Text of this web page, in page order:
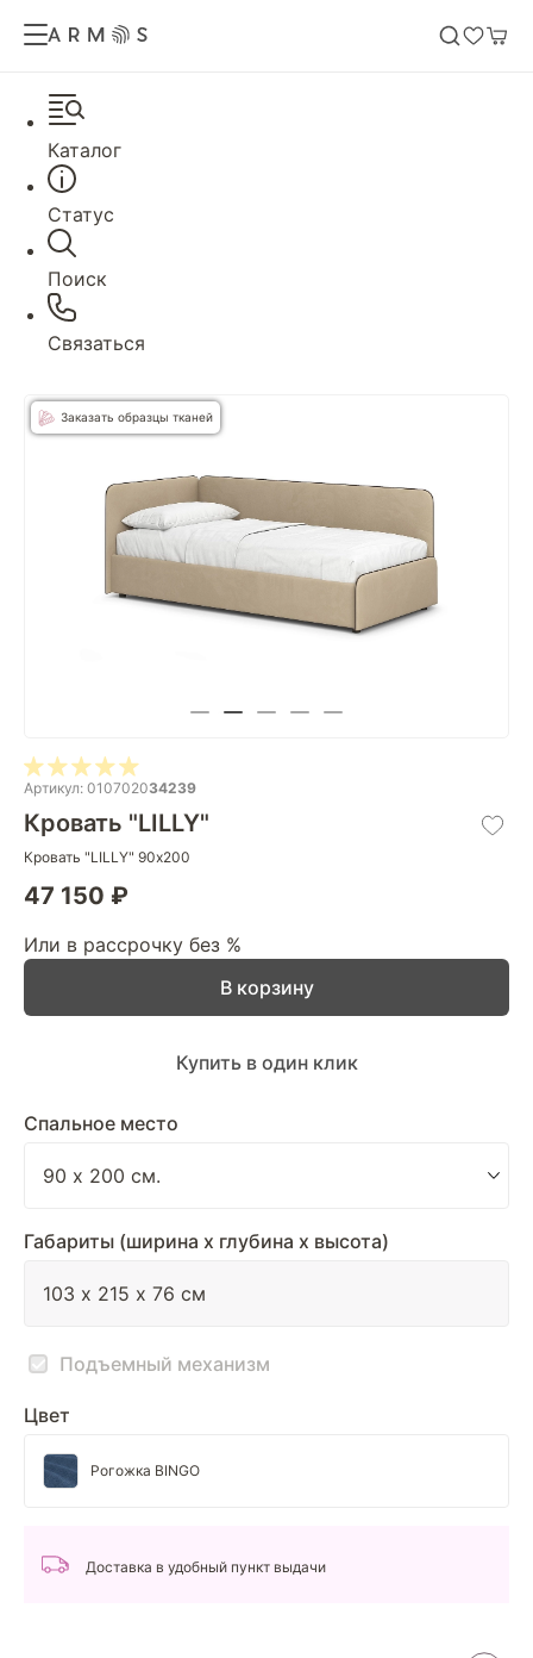
Каталог
Статус
Поиск
Связаться
Заказать образцы тканей
Артикул: 010702034239
Кровать "LILLY"
Кровать "LILLY" 90х200
47 150 ₽
Или в рассрочку без %
Спальное место
Габариты (ширина х глубина х высота)
Подъемный механизм
Цвет
Рогожка BINGO
В корзину
Купить в один клик
Доставка в удобный пункт выдачи